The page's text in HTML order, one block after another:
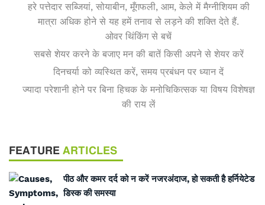
हरे पत्तेदार सब्जियां, सोयाबीन, मूँगफली, आम, केले में मैग्नीशियम की
मात्रा अधिक होने से यह हमें तनाव से लड़ने की शक्ति देते हैं.
ओवर थिंकिंग से बचें
सबसे शेयर करने के बजाए मन की बातें किसी अपने से शेयर करें
दिनचर्या को व्यस्थित करें, समय प्रबंधन पर ध्यान दें
ज्यादा परेशानी होने पर बिना हिचक के मनोचिकित्सक या विषय विशेषज्ञ
की राय लें
FEATURE ARTICLES
पीठ और कमर दर्द को न करें नजरअंदाज, हो सकती है हर्नियेटेड
डिस्क की समस्या